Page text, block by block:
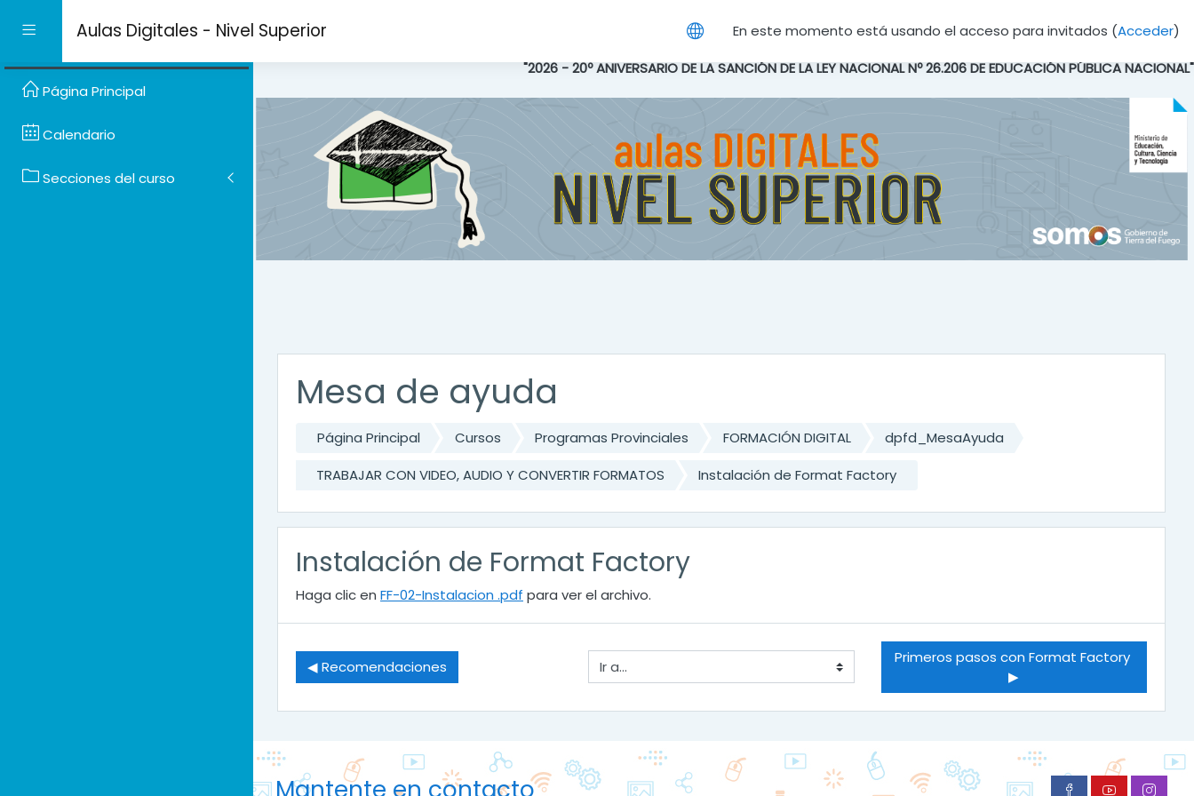
Panel lateralAulas Digitales - Nivel Superior En este momento está usando el acceso para invitados (Acceder)
"2026 - 20º ANIVERSARIO DE LA SANCIÓN DE LA LEY NACIONAL Nº 26.206 DE EDUCACIÓN PÚBLICA NACIONAL"
Mesa de ayuda
Página Principal Cursos Programas Provinciales FORMACIÓN DIGITAL
dpfd_MesaAyuda
TRABAJAR CON VIDEO, AUDIO Y CONVERTIR FORMATOS
Instalación de Format Factory
Instalación de Format Factory
Haga clic en FF-02-Instalacion .pdf para ver el archivo.
◀︎ Recomendaciones Ir a...
Primeros pasos con Format Factory
▶︎
Página Principal
Calendario
Secciones del curso
Mantente en contacto